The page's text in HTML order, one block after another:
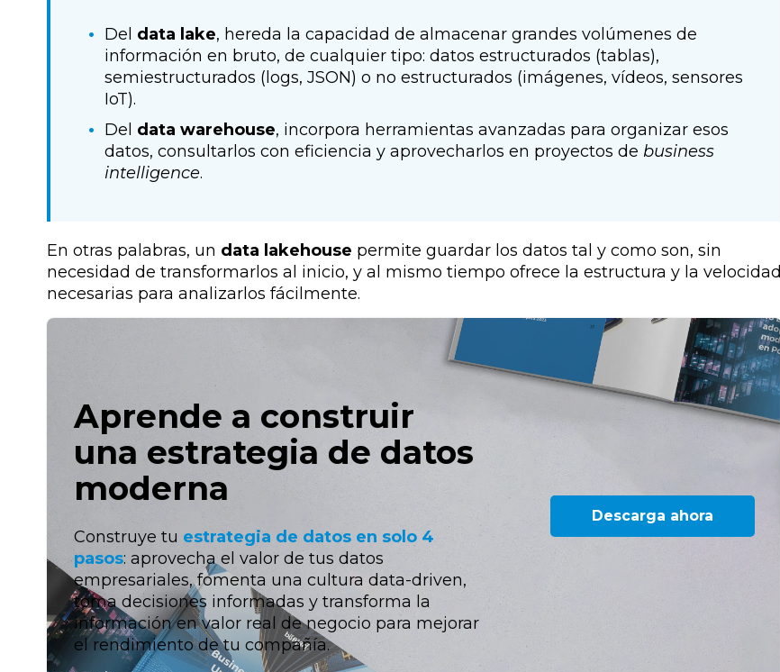
Del data lake, hereda la capacidad de almacenar grandes volúmenes de
información en bruto, de cualquier tipo: datos estructurados (tablas),
semiestructurados (logs, JSON) o no estructurados (imágenes, vídeos, sensores
IoT).
Del data warehouse, incorpora herramientas avanzadas para organizar esos
datos, consultarlos con eficiencia y aprovecharlos en proyectos de business
intelligence.
En otras palabras, un data lakehouse permite guardar los datos tal y como son, sin
necesidad de transformarlos al inicio, y al mismo tiempo ofrece la estructura y la velocidad
necesarias para analizarlos fácilmente.
Aprende a construir
una estrategia de datos
moderna
Construye tu estrategia de datos en solo 4
pasos: aprovecha el valor de tus datos
empresariales, fomenta una cultura data-driven,
toma decisiones informadas y transforma la
información en valor real de negocio para mejorar
el rendimiento de tu compañía.
Descarga ahora